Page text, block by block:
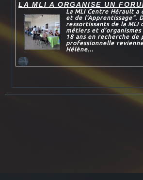
LA MLI A ORGANISE UN
La MLI Centre Hérault a
et de l'Apprentissage".
ressortissants de la
métiers et
18 ans en recherche
professionnelle
Hélène...